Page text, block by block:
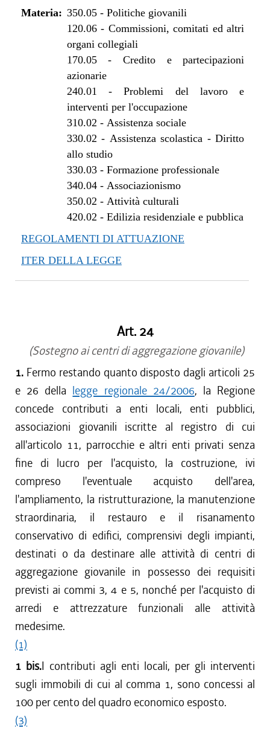
dal 13/08/2016 al 09/11/2016
dal 13/01/2016 al 12/08/2016
dal 01/07/2015 al 12/01/2016
dal 31/03/2015 al 30/06/2015
dal 07/01/2015 al 30/03/2015
dal 08/08/2014 al 06/01/2015
dal 22/05/2014 al 07/08/2014
dal 28/03/2014 al 21/05/2014
dal 07/01/2014 al 27/03/2014
dal 01/08/2013 al 06/01/2014
dal 29/12/2012 al 31/07/2013
dal 28/07/2012 al 28/12/2012
dal 29/03/2012 al 27/07/2012
Materia: 350.05- Politiche giovanili
120.06- Commissioni, comitati ed altri
organi collegiali
170.05-Credito e partecipazioni
azionarie
240.01 -Problemi del lavoro e
interventi per l'occupazione
310.02 - Assistenza sociale
330.02 - Assistenza scolastica - Diritto
allo studio
330.03- Formazione professionale
340.04- Associazionismo
350.02 - Attività culturali
420.02 - Edilizia residenziale e pubblica
REGOLAMENTI DI ATTUAZIONE
ITER DELLA LEGGE
Art. 24
(Sostegno ai centri di aggregazione giovanile)
1. Fermo restando quanto disposto dagli articoli 25
e 26 della legge regionale 24/2006, la Regione
concede contributi a enti locali, enti pubblici,
associazioni giovanili iscritte al registro di cui
all'articolo 11, parrocchie e altri enti privati senza
fine di lucro per l'acquisto, la costruzione, ivi
compreso l'eventuale acquisto dell'area,
l'ampliamento, la ristrutturazione, la manutenzione
straordinaria, il restauro e il risanamento
conservativo di edifici, comprensivi degli impianti,
destinati o da destinare alle attività di centri di
aggregazione giovanile in possesso dei requisiti
previsti ai commi 3, 4 e 5, nonché per l'acquisto di
arredi e attrezzature funzionali alle attività
medesime.
(1)
1 bis.I contributi agli enti locali, per gli interventi
sugli immobili di cui al comma 1, sono concessi al
100 per cento del quadro economico esposto.
(3)